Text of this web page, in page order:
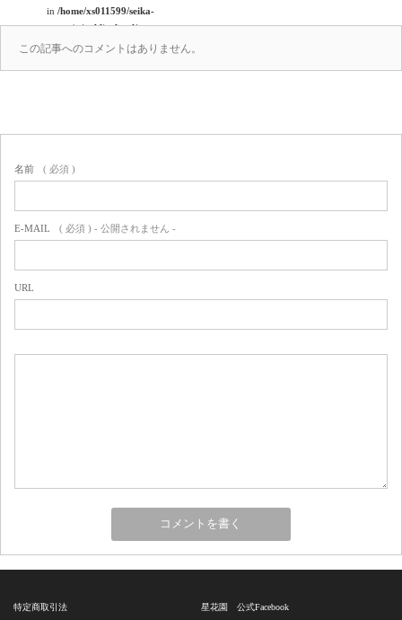
in /home/xs011599/seika-
en.co.jp/public_html/wp-
content/themes/amore_tcd028/comments.php
この記事へのコメントはありません。
名前 ( 必須 )
E-MAIL ( 必須 ) - 公開されません -
URL
特定商取引法 星花園 公式Facebook